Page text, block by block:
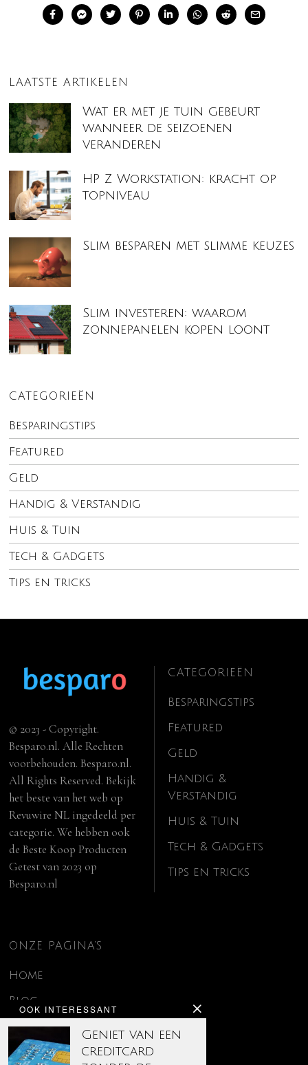
LAATSTE ARTIKELEN
Wat er met je tuin gebeurt
wanneer de seizoenen
veranderen
HP Z Workstation: kracht op
topniveau
Slim besparen met slimme keuzes
Slim investeren: waarom
zonnepanelen kopen loont
CATEGORIEËN
Besparingstips
Featured
Geld
Handig & Verstandig
Huis & Tuin
Tech & Gadgets
Tips en tricks
OOK INTERESSANT
Geniet van een
creditcard
© 2023 - Copyright.
Besparo.nl. Alle Rechten
voorbehouden. Besparo.nl.
All Rights Reserved. Bekijk
het beste van het web op
Revuwire NL ingedeeld per
categorie. We hebben ook
deBeste Koop Producten
Getest van 2023 op
Besparo.nl
CATEGORIEËN
Besparingstips
Featured
Geld
Handig &
Verstandig
Huis & Tuin
Tech & Gadgets
Tips en tricks
ONZE PAGINA’S
Home
Blog
Contact
Disclaimer